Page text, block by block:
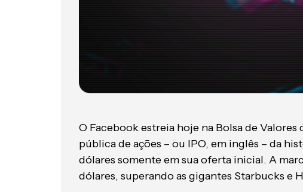
O Facebook estreia hoje na Bolsa de
pública de ações – ou IPO, em inglês – da
dólares somente em sua oferta inicial. A
dólares, superando as gigantes Starbucks e